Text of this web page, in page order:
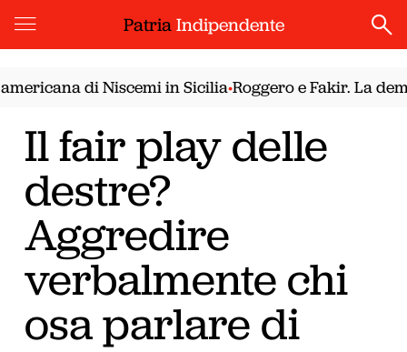
PatriaIndipendente
di Niscemi in Sicilia•Roggero e Fakir. La
Il fair play delle
destre?
Aggredire
verbalmente chi
osa parlare di